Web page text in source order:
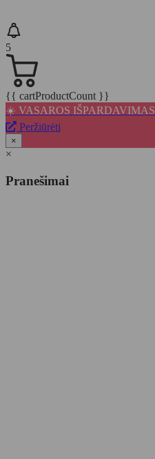
5
{{ cartProductCount }}
☀️ VASAROS IŠPARDAVIMAS
Peržiūrėti
×
×
Pranešimai